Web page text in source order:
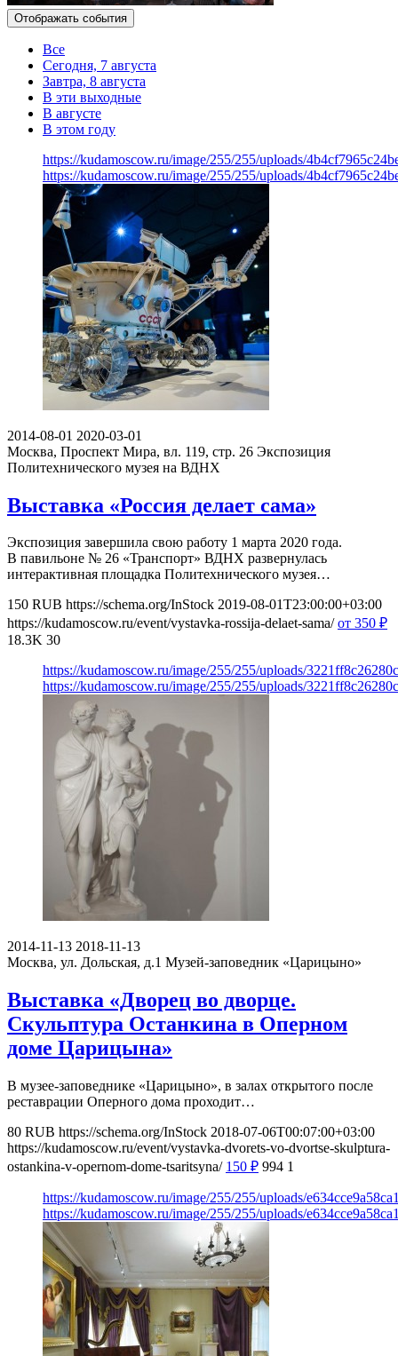
Отображать события
Все
Сегодня, 7 августа
Завтра, 8 августа
В эти выходные
В августе
В этом году
https://kudamoscow.ru/image/255/255/uploads/
https://kudamoscow.ru/image/255/255/uploads/
2014-08-01 2020-03-01
Москва, Проспект Мира, вл. 119, стр. 26 Экспозиция
Политехнического музея на ВДНХ
Выставка «Россия делает сама»
Экспозиция завершила свою работу 1 марта 2020 года.
В павильоне № 26 «Транспорт» ВДНХ развернулась
интерактивная площадка Политехнического музея…
150 RUB https://schema.org/InStock 2019-08-01T23:00:00+03:00
https://kudamoscow.ru/event/vystavka-rossija-delaet-sama/ от 350 ₽
18.3K 30
https://kudamoscow.ru/image/255/255/uploads/
https://kudamoscow.ru/image/255/255/uploads/
2014-11-13 2018-11-13
Москва, ул. Дольская, д.1 Музей-заповедник «Царицыно»
Выставка «Дворец во дворце.
Скульптура Останкина в Оперном
доме Царицына»
В музее-заповеднике «Царицыно», в залах открытого после
реставрации Оперного дома проходит…
80 RUB https://schema.org/InStock 2018-07-06T00:07:00+03:00
https://kudamoscow.ru/event/vystavka-dvorets-vo-dvortse-skulptura-
ostankina-v-opernom-dome-tsaritsyna/ 150 ₽ 994 1
https://kudamoscow.ru/image/255/255/uploads/
https://kudamoscow.ru/image/255/255/uploads/